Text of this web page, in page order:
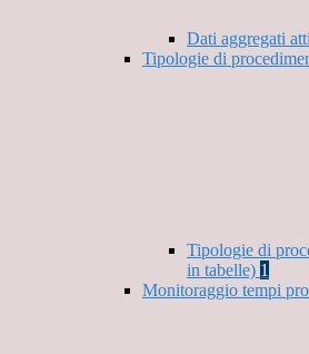
Dati aggregati
Tipologie di
Tipologie di
in tabelle) 1
Monitoraggio tempi